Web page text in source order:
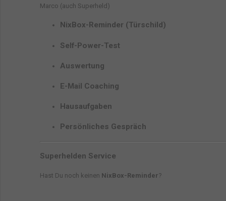
Marco (auch Superheld)
NixBox-Reminder (Türschild)
Self-Power-Test
Auswertung
E-Mail Coaching
Hausaufgaben
Persönliches Gespräch
Superhelden Service
Hast Du noch keinen NixBox-Reminder?